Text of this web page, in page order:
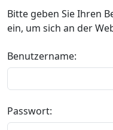
Bitte geben Sie Ihren
ein, um sich an der
Benutzername:
Passwort: